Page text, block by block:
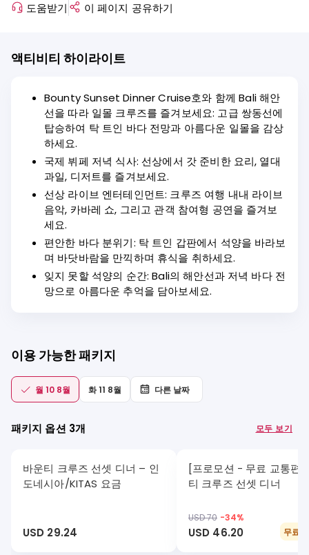
도움받기 이 페이지 공유하기
액티비티 하이라이트
Bounty Sunset Dinner Cruise호와 함께 Bali 해안
선을 따라 일몰 크루즈를 즐겨보세요: 고급 쌍동선에
탑승하여 탁 트인 바다 전망과 아름다운 일몰을 감상
하세요.
국제 뷔페 저녁 식사: 선상에서 갓 준비한 요리, 열대
과일, 디저트를 즐겨보세요.
선상 라이브 엔터테인먼트: 크루즈 여행 내내 라이브
음악, 카바레 쇼, 그리고 관객 참여형 공연을 즐겨보
세요.
편안한 바다 분위기: 탁 트인 갑판에서 석양을 바라보
며 바닷바람을 만끽하며 휴식을 취하세요.
잊지 못할 석양의 순간: Bali의 해안선과 저녁 바다 전
망으로 아름다운 추억을 담아보세요.
이용 가능한 패키지
월 10 8월 화 11 8월 다른 날짜
패키지 옵션 3개 모두 보기
바운티 크루즈 선셋 디너 – 인
도네시아/KITAS 요금
USD 29.24
[프로모션 - 무료 교통편]
티 크루즈 선셋 디너
USD 70 -34%
USD 46.20 무료